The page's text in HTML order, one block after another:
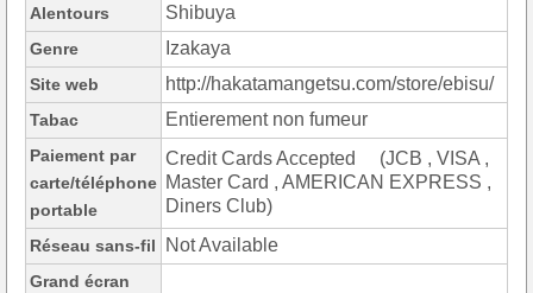
Alentours Shibuya
Genre Izakaya
Site web http://hakatamangetsu.com/store/ebisu/
Tabac Entierement non fumeur
Paiement par
carte/téléphone
portable
Credit Cards Accepted (JCB , VISA ,
Master Card , AMERICAN EXPRESS ,
Diners Club)
Réseau sans-fil Not Available
Grand écran